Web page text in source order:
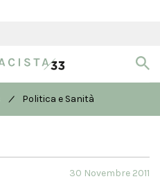
/ Politica e Sanità
30 Novembre 2011